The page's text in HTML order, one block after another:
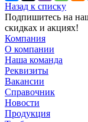
Назад к списку
Подпишитесь на
скидках и акциях!
Компания
О компании
Наша команда
Реквизиты
Вакансии
Справочник
Новости
Продукция